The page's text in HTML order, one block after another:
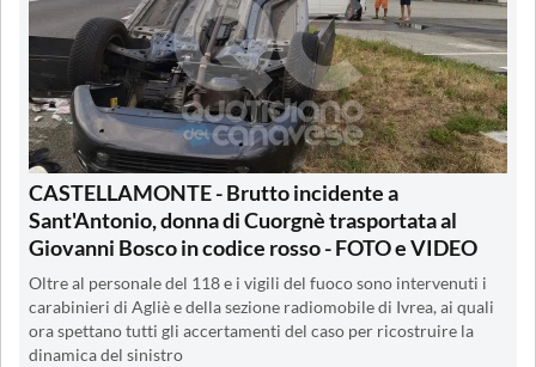
CASTELLAMONTE - Brutto incidente a
Sant'Antonio, donna di Cuorgnè trasportata al
Giovanni Bosco in codice rosso - FOTO e VIDEO
Oltre al personale del 118 e i vigili del fuoco sono intervenuti i
carabinieri di Agliè e della sezione radiomobile di Ivrea, ai quali
ora spettano tutti gli accertamenti del caso per ricostruire la
dinamica del sinistro